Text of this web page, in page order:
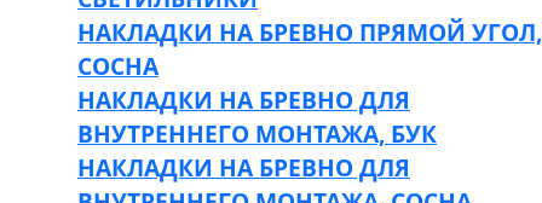
НАКЛАДКИ НА БРЕВНО ПРЯМОЙ УГОЛ,
СОСНА
НАКЛАДКИ НА БРЕВНО ДЛЯ
ВНУТРЕННЕГО МОНТАЖА, БУК
НАКЛАДКИ НА БРЕВНО ДЛЯ